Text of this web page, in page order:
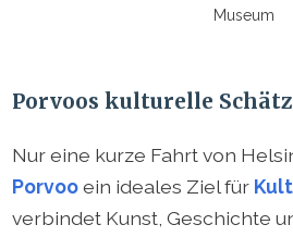
Museum
Porvoos kulturelle
Nur eine kurze Fahrt von
Porvooein ideales Ziel für
verbindet Kunst, Geschichte